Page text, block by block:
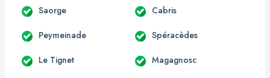
Saorge Cabris
Peymeinade Spéracèdes
Le Tignet Magagnosc